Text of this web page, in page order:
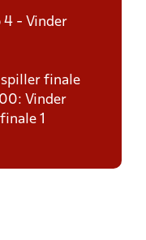
4 - Vinder
finale
Vinder
1